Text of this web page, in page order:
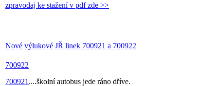
zpravodaj ke stažení v pdf zde >>
Nové výlukové JŘ linek 700921 a 700922
700922
700921 ....školní autobus jede ráno dříve.